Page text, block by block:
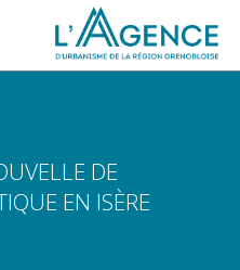
DE
EN ISÈRE